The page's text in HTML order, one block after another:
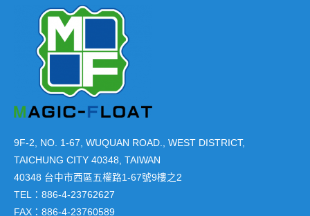
9F-2, NO. 1-67, WUQUAN ROAD., WEST DISTRICT,
TAICHUNG CITY 40348, TAIWAN
40348 台中市西區五權路1-67號9樓之2
TEL：886-4-23762627
FAX：886-4-23760589